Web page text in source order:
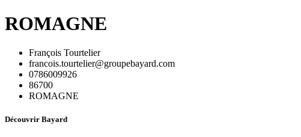
ROMAGNE
François Tourtelier
francois.tourtelier@groupebayard.com
0786009926
86700
ROMAGNE
Découvrir Bayard